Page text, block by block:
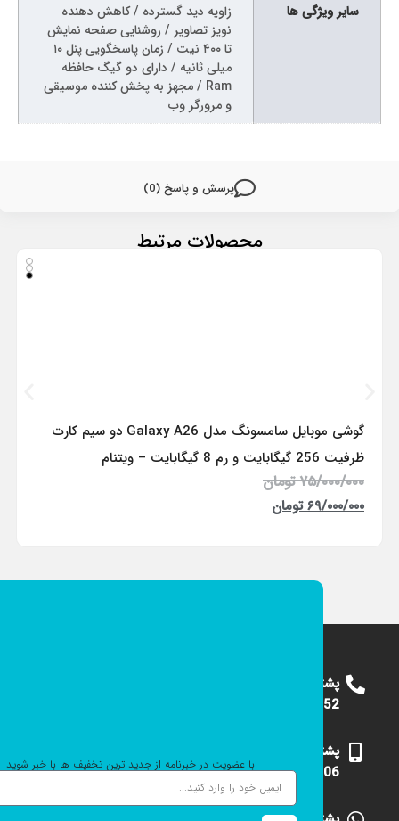
پرسش و پاسخ (0)
سایر ویژگی ها
زاویه دید گسترده / کاهش دهنده
نویز تصاویر / روشنایی صفحه نمایش
تا ۴۰۰ نیت / زمان پاسخگویی پنل ۱۰
میلی ثانیه / دارای دو گیگ حافظه
Ram / مجهز به پخش کننده موسیقی
و مرورگر وب
محصولات مرتبط
گوشی موبایل سامسونگ مدل Galaxy A26 دو سیم کارت
ظرفیت 256 گیگابایت و رم 8 گیگابایت – ویتنام
۷۵/۰۰۰/۰۰۰ تومان
۶۹/۰۰۰/۰۰۰ تومان
پشتیبانی
09124375652
پشتیبانی
09101531006با عضویت در خبرنامه از جدید ترین تخفیف ها با خبر شوید